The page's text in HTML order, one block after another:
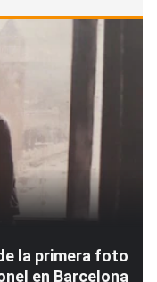
la primera foto
en Barcelona